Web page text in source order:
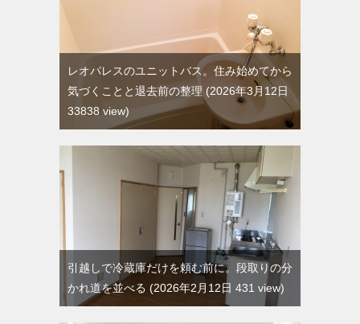
レオパレスのユニットバス。住み始めてから
気づくことと退去前の整理 2026年3月12日
33838 view
引越しで冷蔵庫だけを頼む前に。段取りの分
かれ道を並べる
2026年2月12日 431 view